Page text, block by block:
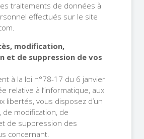
traitements de données à
effectués sur le site
modification,
et de suppression de vos
à la loi n°78-17 du 6 janvier
relative à l’informatique, aux
libertés, vous disposez d’un
de modification, de
de suppression des
concernant.